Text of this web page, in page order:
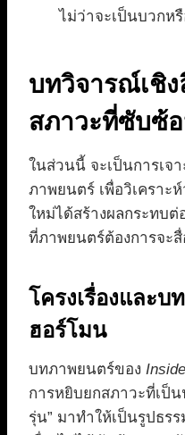
ไม่ว่าจะเป็นบวกห
บทวิจารณ์เชิ
สภาวะที่ซับซ้
ในส่วนนี้ จะเป็นการเจ
ภาพยนตร์ เพื่อวิเคราะ
ใหม่ได้สร้างผลกระทบต่
ที่ภาพยนตร์ต้องการจะสื่
โครงเรื่องและ
ฮอร์โมน
บทภาพยนตร์ของ
การหยิบยกสภาวะที่เป็น
รุ่น” มาทำให้เป็นรูปธร